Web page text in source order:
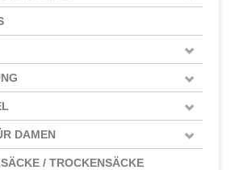
DAMEN
/ TROCKENSÄCKE